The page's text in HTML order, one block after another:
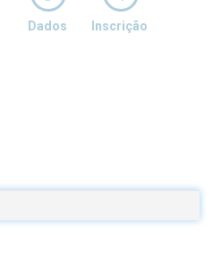
Dados Inscrição